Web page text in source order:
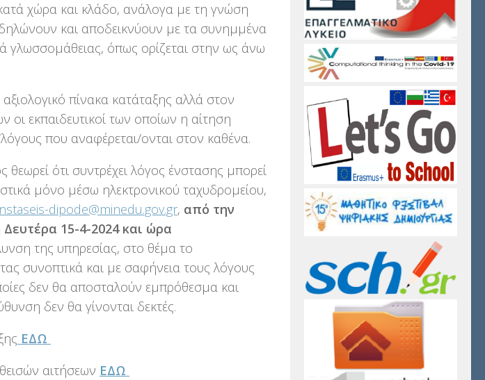
χώρα και κλάδο, ανάλογα με τη γνώση
και αποδεικνύουν με τα συνημμένα
γλωσσομάθειας, όπως ορίζεται στην ως άνω
πίνακα κατάταξης αλλά στον
οι εκπαιδευτικοί των οποίων η αίτηση
που αναφέρεται/ονται στον καθένα.
θεωρεί ότι συντρέχει λόγος ένστασης μπορεί
μόνο μέσω ηλεκτρονικού ταχυδρομείου,
dipode@minedu.gov.gr, από την
15-4-2024 και ώρα
της υπηρεσίας, στο θέμα το
συνοπτικά και με σαφήνεια τους λόγους
δεν θα αποσταλούν εμπρόθεσμα και
δεν θα γίνονται δεκτές.
ΕΔΩ
αιτήσεων ΕΔΩ